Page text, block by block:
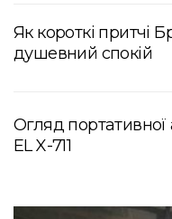
Як короткі притчі
душевний спокій
Огляд портативної
EL X-711